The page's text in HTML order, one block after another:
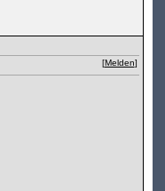
[Melden]